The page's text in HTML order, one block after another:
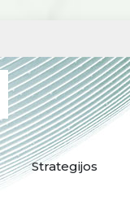
Strategijos